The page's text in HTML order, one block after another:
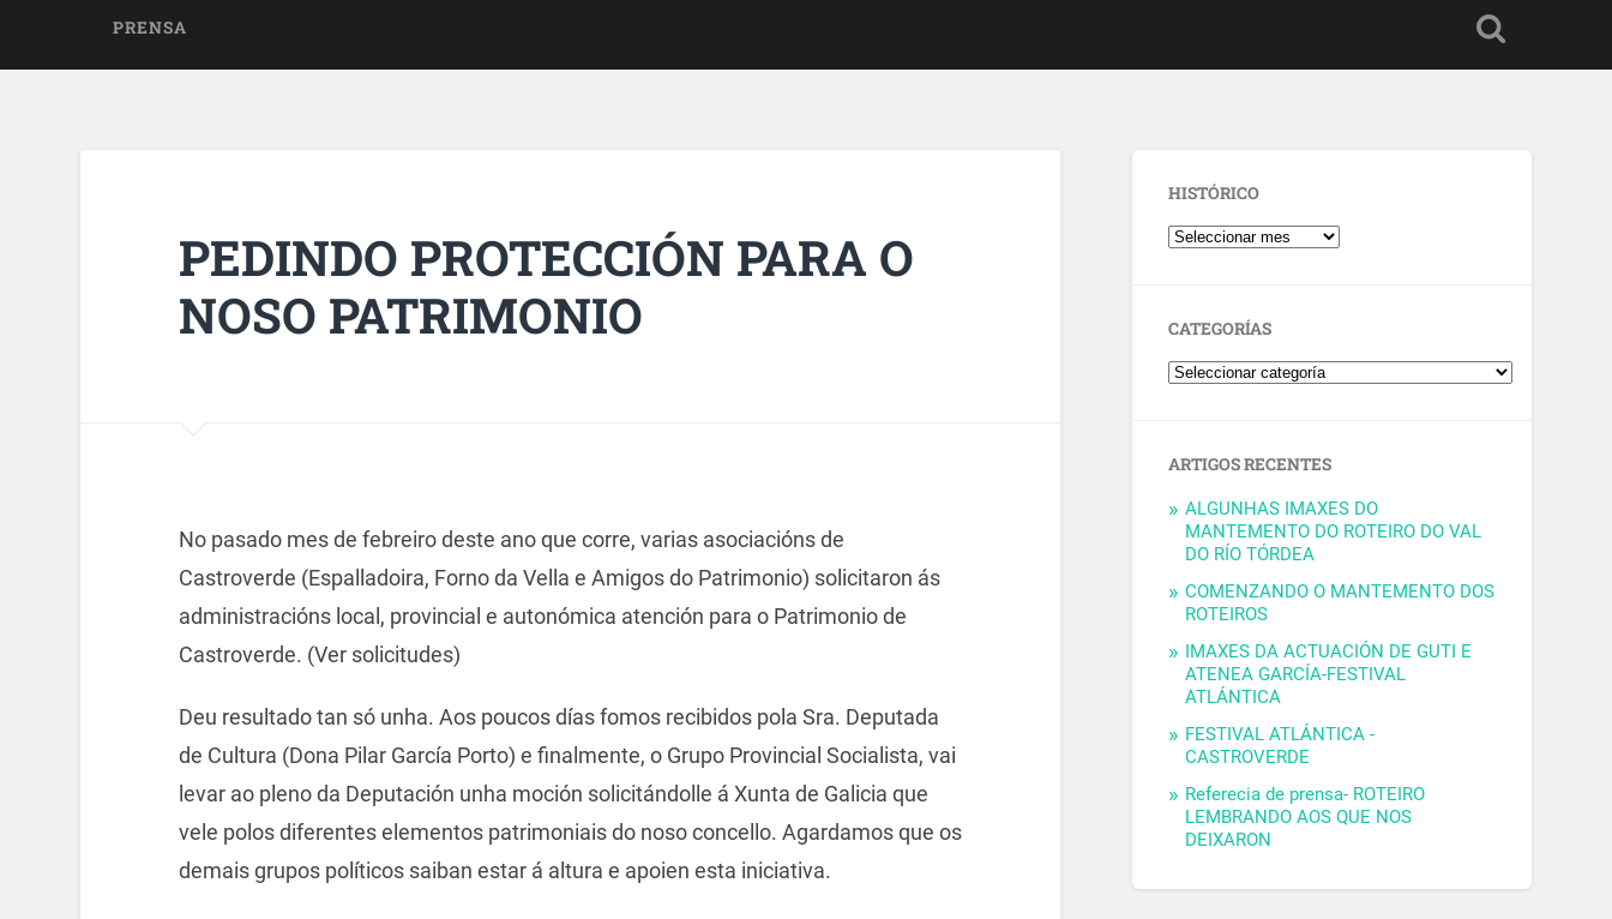
PRENSA
PEDINDO PROTECCIÓN PARA O
NOSO PATRIMONIO
No pasado mes de febreiro deste ano que corre, varias asociacións de
Castroverde (Espalladoira, Forno da Vella e Amigos do Patrimonio) solicitaron ás
administracións local, provincial e autonómica atención para o Patrimonio de
Castroverde. (Ver solicitudes)
Deu resultado tan só unha. Aos poucos días fomos recibidos pola Sra. Deputada
de Cultura (Dona Pilar García Porto) e finalmente, o Grupo Provincial Socialista, vai
levar ao pleno da Deputación unha moción solicitándolle á Xunta de Galicia que
vele polos diferentes elementos patrimoniais do noso concello. Agardamos que os
demais grupos políticos saiban estar á altura e apoien esta iniciativa.
HISTÓRICO
CATEGORÍAS
ARTIGOS RECENTES
ALGUNHAS IMAXES DO
MANTEMENTO DO ROTEIRO DO VAL
DO RÍO TÓRDEA
COMENZANDO O MANTEMENTO DOS
ROTEIROS
IMAXES DA ACTUACIÓN DE GUTI E
ATENEA GARCÍA-FESTIVAL
ATLÁNTICA
FESTIVAL ATLÁNTICA -
CASTROVERDE
Referecia de prensa- ROTEIRO
LEMBRANDO AOS QUE NOS
DEIXARON